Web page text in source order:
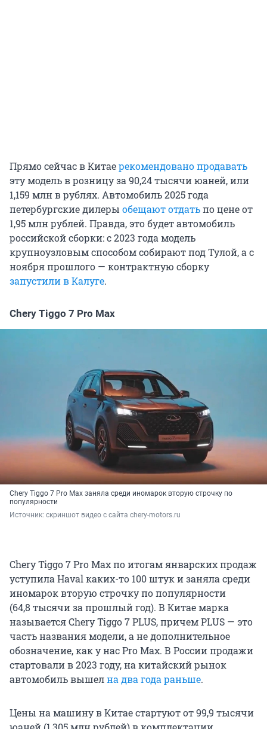
Прямо сейчас в Китаерекомендовано продавать
эту модель в розницу за 90,24 тысячи юаней, или
1,159 млн в рублях. Автомобиль 2025 года
петербургские дилеры обещают отдатьпо цене от
1,95 млн рублей. Правда, это будет автомобиль
российской сборки: с 2023 года модель
крупноузловым способом собирают под Тулой, а с
ноября прошлого — контрактную сборку
запустили в Калуге.
Chery Tiggo 7 Pro Max
Chery Tiggo 7 Pro Max заняла среди иномарок вторую строчку по
популярности
Источник: скриншот видео с сайта chery-motors.ru
Chery Tiggo 7 Pro Max по итогам январских продаж
уступила Haval каких-то 100 штук и заняла среди
иномарок вторую строчку по популярности
(64,8 тысячи за прошлый год). В Китае марка
называется Chery Tiggo 7 PLUS, причем PLUS — это
часть названия модели, а не дополнительное
обозначение, как у нас Pro Max. В России продажи
стартовали в 2023 году, на китайский рынок
автомобиль вышелна два года раньше.
Цены на машину в Китае стартуют от 99,9 тысячи